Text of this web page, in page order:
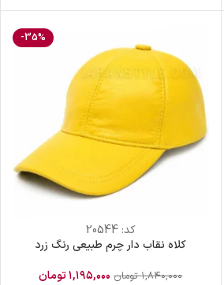
-35%
کد:20544
کلاه نقاب دار چرم طبیعی رنگ زرد
۱,۸۴۰,۰۰۰ تومان ۱,۱۹۵,۰۰۰تومان